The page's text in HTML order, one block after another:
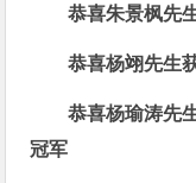
恭喜朱景枫先
恭喜杨翊先生
恭喜杨瑜涛先
冠军